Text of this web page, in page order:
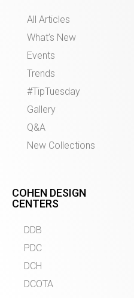
All Articles
What’s New
Events
Trends
#TipTuesday
Gallery
Q&A
New Collections
COHEN DESIGN
CENTERS
DDB
PDC
DCH
DCOTA